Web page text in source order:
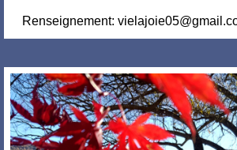
Renseignement: